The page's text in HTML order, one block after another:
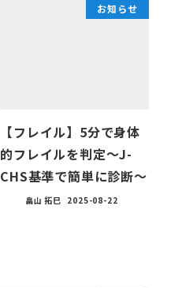
お知らせ
【フレイル】5分で身体
的フレイルを判定〜J-
CHS基準で簡単に診断〜
畠山 拓巳 2025-08-22